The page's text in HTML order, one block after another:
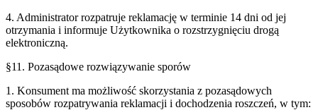
4. Administrator rozpatruje reklamację w terminie 14 dni od jej
otrzymania i informuje Użytkownika o rozstrzygnięciu drogą
elektroniczną.
§11. Pozasądowe rozwiązywanie sporów
1. Konsument ma możliwość skorzystania z pozasądowych
sposobów rozpatrywania reklamacji i dochodzenia roszczeń, w tym: